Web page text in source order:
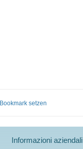
Bookmark setzen
Informazioni aziendali